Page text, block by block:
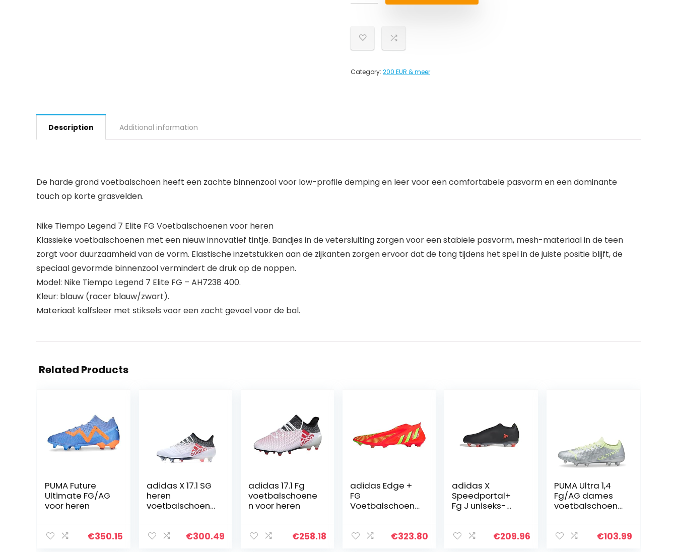
Category: 200 EUR & meer
Description Additional information
De harde grond voetbalschoen heeft een zachte binnenzool voor low-profile demping en leer voor een comfortabele pasvorm en een dominante
touch op korte grasvelden.
Nike Tiempo Legend 7 Elite FG Voetbalschoenen voor heren
Klassieke voetbalschoenen met een nieuw innovatief tintje. Bandjes in de vetersluiting zorgen voor een stabiele pasvorm, mesh-materiaal in de teen
zorgt voor duurzaamheid van de vorm. Elastische inzetstukken aan de zijkanten zorgen ervoor dat de tong tijdens het spel in de juiste positie blijft, de
speciaal gevormde binnenzool vermindert de druk op de noppen.
Model: Nike Tiempo Legend 7 Elite FG – AH7238 400.
Kleur: blauw (racer blauw/zwart).
Materiaal: kalfsleer met stiksels voor een zacht gevoel voor de bal.
Related Products
PUMA Future
Ultimate FG/AG
voor heren
€350.15
adidas X 17.1 SG
heren
voetbalschoene
€300.49
adidas 17.1 Fg
voetbalschoene
n voor heren
€258.18
adidas Edge +
FG
Voetbalschoene
€323.80
adidas X
Speedportal+
Fg J uniseks-
€209.96
PUMA Ultra 1,4
Fg/AG dames
voetbalschoene
€103.99